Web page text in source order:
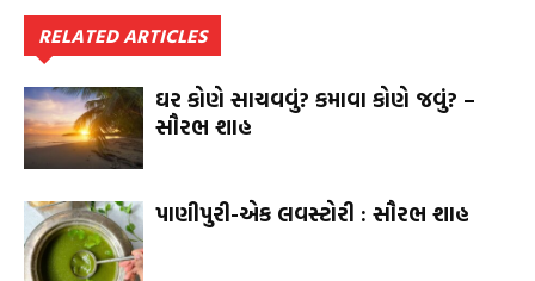
RELATED ARTICLES
ઘર કોણે સાચવવું? કમાવા કોણે જવું? –
સૌરભ શાહ
પાણીપુરી-એક લવસ્ટોરી : સૌરભ શાહ